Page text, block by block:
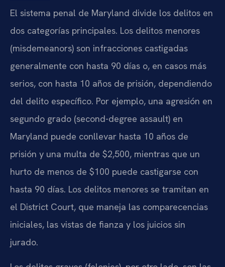
El sistema penal de Maryland divide los delitos en
dos categorías principales. Los delitos menores
(misdemeanors) son infracciones castigadas
generalmente con hasta 90 días o, en casos más
serios, con hasta 10 años de prisión, dependiendo
del delito específico. Por ejemplo, una agresión en
segundo grado (second-degree assault) en
Maryland puede conllevar hasta 10 años de
prisión y una multa de $2,500, mientras que un
hurto de menos de $100 puede castigarse con
hasta 90 días. Los delitos menores se tramitan en
el District Court, que maneja las comparecencias
iniciales, las vistas de fianza y los juicios sin
jurado.